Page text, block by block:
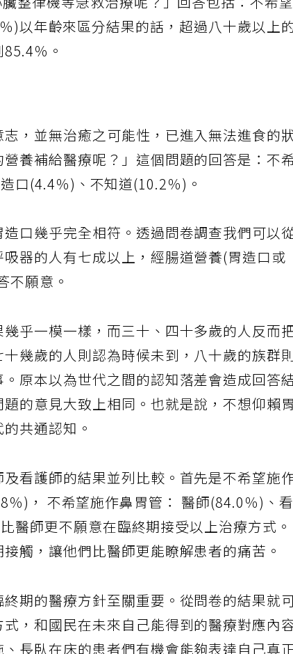
整律機等急救治療呢？」回答包括：不希
)以年齡來區分結果的話，超過八十歲以上
％。
志，並無治癒之可能性，已進入無法進食的
養補給醫療呢？」這個問題的回答是：不
口(4.4％)、不知道(10.2％)。
口幾乎完全相符。透過問卷調查我們可以
器的人有七成以上，經腸道營養(胃造口或
願意。
乎一模一樣，而三十、四十多歲的人反而
幾歲的人則認為時候未到，八十歲的族群
原本以為世代之間的認知落差會造成回答
的意見大致上相同。也就是說，不想仰賴
共通認知。
看護師的結果並列比較。首先是不希望施
％)， 不希望施作鼻胃管： 醫師(84.0％)、
醫師更不願意在臨終期接受以上治療方式
觸，讓他們比醫師更能瞭解患者的痛苦。
期的醫療方針至關重要。從問卷的結果就
，和國民在未來自己能得到的醫療對應內